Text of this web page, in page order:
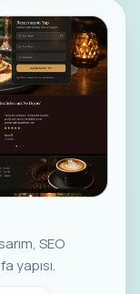
SEO
yapısı.